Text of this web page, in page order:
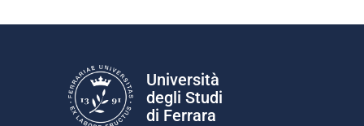
Università
degli Studi
di Ferrara